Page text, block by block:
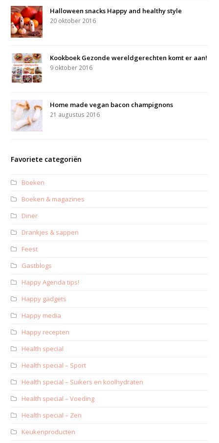
Halloween snacks Happy and healthy style
20 oktober 2016
Kookboek Gezonde wereldgerechten komt er aan!
9 oktober 2016
Home made vegan bacon champignons
21 augustus 2016
Favoriete categoriën
Boeken
Boeken & magazines
Diner
Drankjes & sappen
Feest
Gastblogs
Happy Agenda tips!
Happy gadgets
Happy media
Happy recepten
Health special
Health special – Sport
Health special – Suikers en koolhydraten
Health special – Voeding
Health special – Zen
Keukenproducten